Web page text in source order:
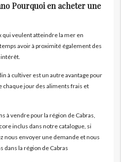
Pourquoi en acheter une
qui veulent atteindre la mer en
avoir à proximité également des
à cultiver est un autre avantage pour
chaque jour des aliments frais et
à vendre pour la région de Cabras,
inclus dans notre catalogue, si
nous envoyer une demande et nous
dans la région de Cabras